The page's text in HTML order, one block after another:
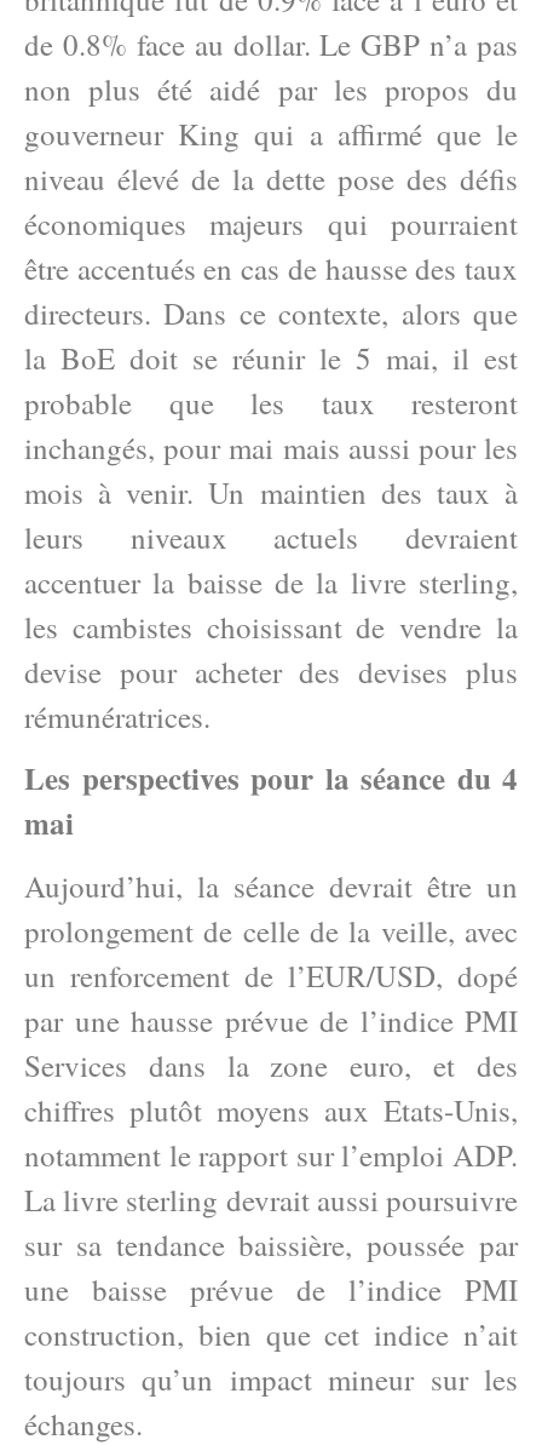
de 0.8% face au dollar. Le GBP n’a pas
non plus été aidé par les propos du
gouverneur King qui a affirmé que le
niveau élevé de la dette pose des défis
économiques majeurs qui pourraient
être accentués en cas de hausse des taux
directeurs. Dans ce contexte, alors que
la BoE doit se réunir le 5 mai, il est
probable que les taux resteront
inchangés, pour mai mais aussi pour les
mois à venir. Un maintien des taux à
leurs niveaux actuels devraient
accentuer la baisse de la livre sterling,
les cambistes choisissant de vendre la
devise pour acheter des devises plus
rémunératrices.
Les perspectives pour la séance du 4
mai
Aujourd’hui, la séance devrait être un
prolongement de celle de la veille, avec
un renforcement de l’EUR/USD, dopé
par une hausse prévue de l’indice PMI
Services dans la zone euro, et des
chiffres plutôt moyens aux Etats-Unis,
notamment le rapport sur l’emploi ADP.
La livre sterling devrait aussi poursuivre
sur sa tendance baissière, poussée par
une baisse prévue de l’indice PMI
construction, bien que cet indice n’ait
toujours qu’un impact mineur sur les
échanges.